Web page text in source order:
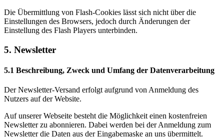
Die Übermittlung von Flash-Cookies lässt sich nicht über die
Einstellungen des Browsers, jedoch durch Änderungen der
Einstellung des Flash Players unterbinden.
5. Newsletter
5.1 Beschreibung, Zweck und Umfang der Datenverarbeitung
Der Newsletter-Versand erfolgt aufgrund von Anmeldung des
Nutzers auf der Website.
Auf unserer Webseite besteht die Möglichkeit einen kostenfreien
Newsletter zu abonnieren. Dabei werden bei der Anmeldung zum
Newsletter die Daten aus der Eingabemaske an uns übermittelt.